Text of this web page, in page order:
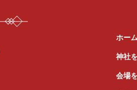
ホー
神社
会場